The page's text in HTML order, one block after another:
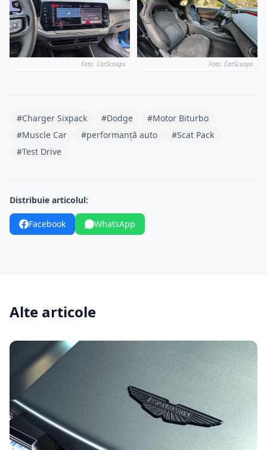
Foto: CarScoops Foto: CarScoops
#Charger Sixpack #Dodge
#Motor Biturbo
#Muscle Car
#performanță auto
#Scat Pack
#Test Drive
Distribuie articolul:
Facebook WhatsApp
Alte articole